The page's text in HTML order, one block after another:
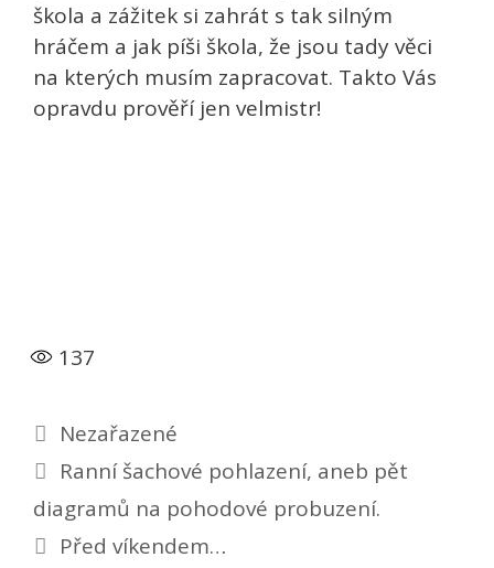
škola a zážitek si zahrát s tak silným
hráčem a jak píši škola, že jsou tady věci
na kterých musím zapracovat. Takto Vás
opravdu prověří jen velmistr!
137
Rubriky
Nezařazené
Ranní šachové pohlazení, aneb pět
diagramů na pohodové probuzení.
Před víkendem…